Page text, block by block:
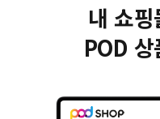
내 쇼
POD